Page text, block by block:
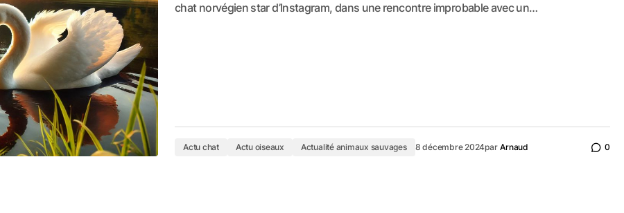
chat norvégien star d’Instagram, dans une rencontre improbable avec un…
Actu chat Actu oiseaux Actualité animaux sauvages 8 décembre 2024par Arnaud 0